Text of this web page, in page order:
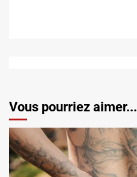
Vous pourriez aimer...